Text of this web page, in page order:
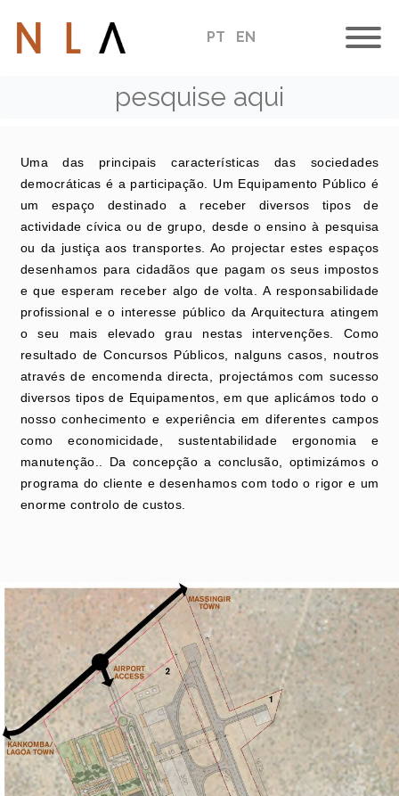
PT EN
Equipamentos
Uma das principais características das sociedades
democráticas é a participação. Um Equipamento Público é
um espaço destinado a receber diversos tipos de
actividade cívica ou de grupo, desde o ensino à pesquisa
ou da justiça aos transportes. Ao projectar estes espaços
desenhamos para cidadãos que pagam os seus impostos
e que esperam receber algo de volta. A responsabilidade
profissional e o interesse público da Arquitectura atingem
o seu mais elevado grau nestas intervenções. Como
resultado de Concursos Públicos, nalguns casos, noutros
através de encomenda directa, projectámos com sucesso
diversos tipos de Equipamentos, em que aplicámos todo o
nosso conhecimento e experiência em diferentes campos
como economicidade, sustentabilidade ergonomia e
manutenção.. Da concepção a conclusão, optimizámos o
programa do cliente e desenhamos com todo o rigor e um
enorme controlo de custos.